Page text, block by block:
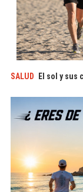
SALUD El sol y sus